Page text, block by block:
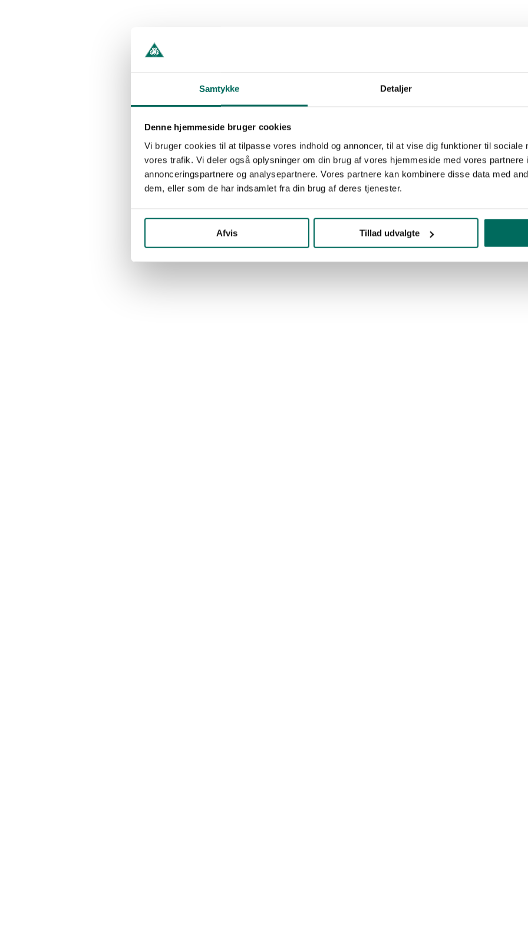
Samtykke Detaljer
Denne hjemmeside bruger cookies
Vi bruger cookies til at tilpasse vores indhold og annoncer, til at vise dig funktioner til sociale
vores trafik. Vi deler også oplysninger om din brug af vores hjemmeside med vores partnere
annonceringspartnere og analysepartnere. Vores partnere kan kombinere disse data med
dem, eller som de har indsamlet fra din brug af deres tjenester.
Afvis Tillad udvalgte